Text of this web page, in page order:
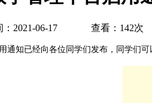
06-17 查看：142次
通知已经向各位同学们发布，同学们